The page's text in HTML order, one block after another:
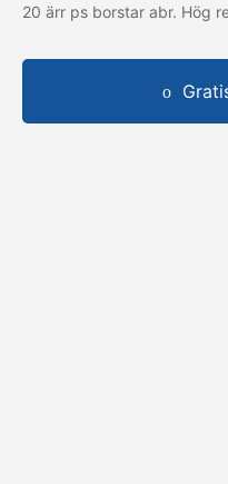
20 ärr ps borstar abr. Hög